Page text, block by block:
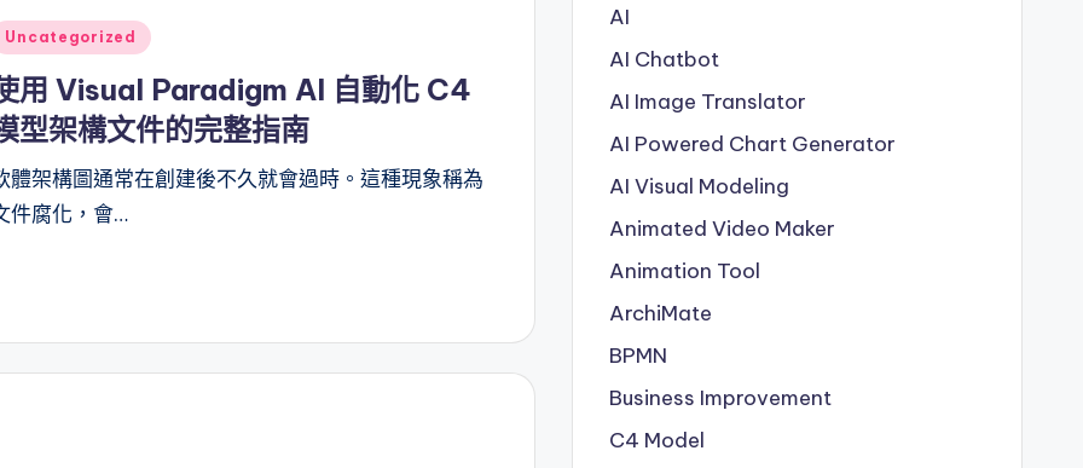
Uncategorized
用 Visual Paradigm AI 自動化 C4
型架構文件的完整指南
體架構圖通常在創建後不久就會過時。這種現象稱為
件腐化，會…
AI
AI Chatbot
AI Image Translator
AI Powered Chart Generator
AI Visual Modeling
Animated Video Maker
Animation Tool
ArchiMate
BPMN
Business Improvement
C4 Model